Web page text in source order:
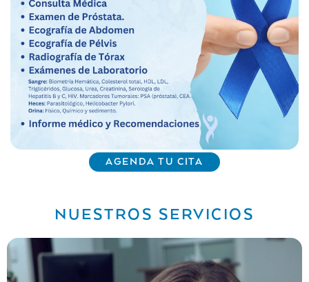
AGENDA TU CITA
NUESTROS SERVICIOS